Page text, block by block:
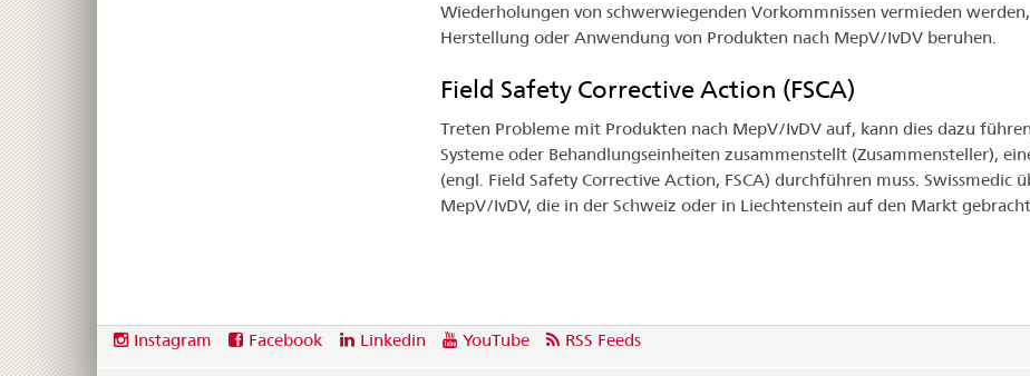
Wiederholungen von schwerwiegenden Vorkommnissen vermieden
Herstellung oder Anwendung von Produkten nach MepV/IvDV beruhen.
Field Safety Corrective Action (FSCA)
Treten Probleme mit Produkten nach MepV/IvDV auf, kann dies dazu
Systeme oder Behandlungseinheiten zusammenstellt (Zusammensteller),
(engl. Field Safety Corrective Action, FSCA) durchführen muss. Swissmedic
MepV/IvDV, die in der Schweiz oder in Liechtenstein auf den Markt
Footer
SocialInstagram Facebook Linkedin YouTube RSS Feeds